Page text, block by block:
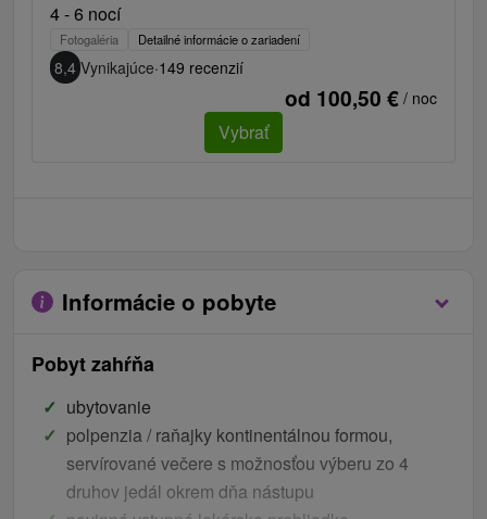
4 - 6 nocí
Fotogaléria Detailné informácie o zariadení
8,4 Vynikajúce·149 recenzií
od 100,50 € / noc
Vybrať
Informácie o pobyte
Pobyt zahŕňa
ubytovanie
polpenzia / raňajky kontinentálnou formou,
servírované večere s možnosťou výberu zo 4
druhov jedál okrem dňa nástupu